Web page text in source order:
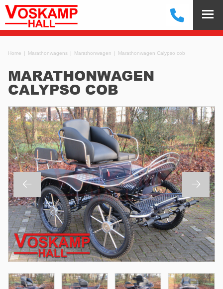
Home Marathonwagens Marathonwagen Marathonwagen Calypso cob
MARATHONWAGEN
CALYPSO COB